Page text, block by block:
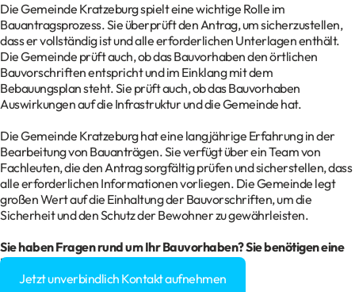
Die Gemeinde Kratzeburg spielt eine wichtige Rolle im
Bauantragsprozess. Sie überprüft den Antrag, um sicherzustellen,
dass er vollständig ist und alle erforderlichen Unterlagen enthält.
Die Gemeinde prüft auch, ob das Bauvorhaben den örtlichen
Bauvorschriften entspricht und im Einklang mit dem
Bebauungsplan steht. Sie prüft auch, ob das Bauvorhaben
Auswirkungen auf die Infrastruktur und die Gemeinde hat.
Die Gemeinde Kratzeburg hat eine langjährige Erfahrung in der
Bearbeitung von Bauanträgen. Sie verfügt über ein Team von
Fachleuten, die den Antrag sorgfältig prüfen und sicherstellen, dass
alle erforderlichen Informationen vorliegen. Die Gemeinde legt
großen Wert auf die Einhaltung der Bauvorschriften, um die
Sicherheit und den Schutz der Bewohner zu gewährleisten.
Sie haben Fragen rund um Ihr Bauvorhaben? Sie benötigen eine
Baugenehmigung?
Jetzt unverbindlich Kontakt aufnehmen